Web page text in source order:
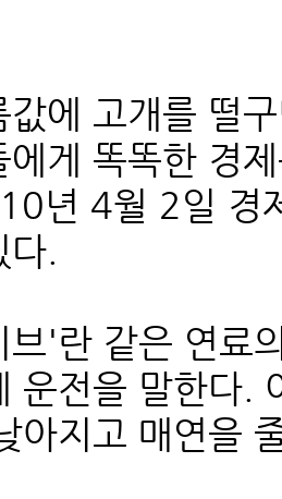
값에 고개를 떨
에게 똑똑한 경
년 4월 2일 경
다.
브'란 같은 연료
운전을 말한다.
아지고 매연을